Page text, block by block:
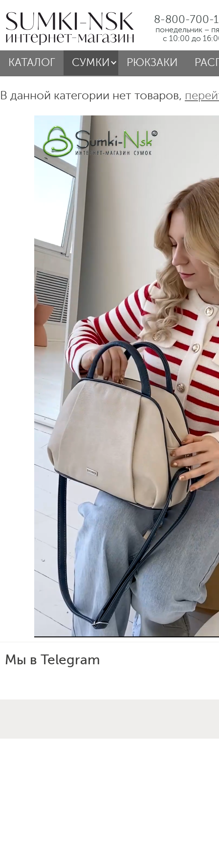
8-800-700-
понедельник –
с 10:00 до
КАТАЛОГ СУМКИ РЮКЗАКИ
В данной категории нет товаров,
Мы в Telegram